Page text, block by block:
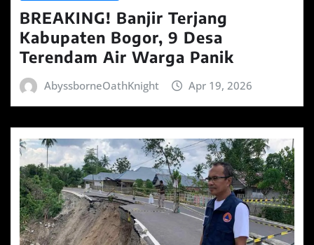
BREAKING! Banjir Terjang
Kabupaten Bogor, 9 Desa
Terendam Air Warga Panik
AbyssborneOathKnight Apr 19, 2026